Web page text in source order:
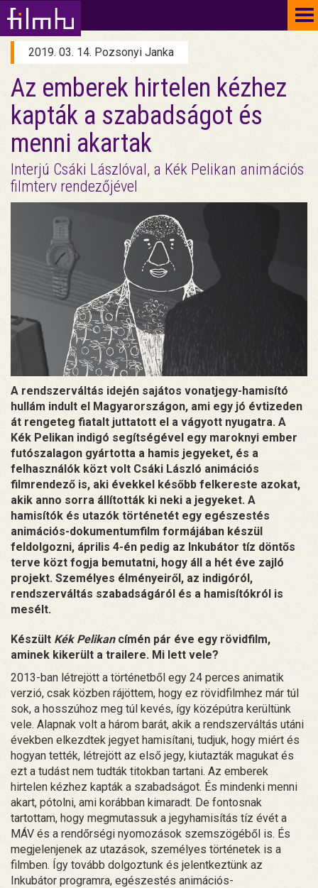
2019. 03. 14. Pozsonyi Janka
Az emberek hirtelen kézhez
kapták a szabadságot és
menni akartak
Interjú Csáki Lászlóval, a Kék Pelikan animációs
filmterv rendezőjével
A rendszerváltás idején sajátos vonatjegy-hamisító
hullám indult el Magyarországon, ami egy jó évtizeden
át rengeteg fiatalt juttatott el a vágyott nyugatra. A
Kék Pelikan indigó segítségével egy maroknyi ember
futószalagon gyártotta a hamis jegyeket, és a
felhasználók közt volt Csáki László animációs
filmrendező is, aki évekkel később felkereste azokat,
akik anno sorra állították ki neki a jegyeket. A
hamisítók és utazók történetét egy egészestés
animációs-dokumentumfilm formájában készül
feldolgozni, április 4-én pedig az Inkubátor tíz döntős
terve közt fogja bemutatni, hogy áll a hét éve zajló
projekt. Személyes élményeiről, az indigóról,
rendszerváltás szabadságáról és a hamisítókról is
mesélt.
Készült Kék Pelikancímén pár éve egy rövidfilm,
aminek kikerült a trailere. Mi lett vele?
2013-ban létrejött a történetből egy 24 perces animatik
verzió, csak közben rájöttem, hogy ez rövidfilmhez már túl
sok, a hosszúhoz meg túl kevés, így középútra kerültünk
vele. Alapnak volt a három barát, akik a rendszerváltás utáni
években elkezdtek jegyet hamisítani, tudjuk, hogy miért és
hogyan tették, létrejött az első jegy, kiutazták magukat és
ezt a tudást nem tudták titokban tartani. Az emberek
hirtelen kézhez kapták a szabadságot. És mindenki menni
akart, pótolni, ami korábban kimaradt. De fontosnak
tartottam, hogy megmutassuk a jegyhamisítás tíz évét a
MÁV és a rendőrségi nyomozások szemszögéből is. És
megjelenjenek az utazások, személyes történetek is a
filmben. Így tovább dolgoztunk és jelentkeztünk az
Inkubátor programra, egészestés animációs-